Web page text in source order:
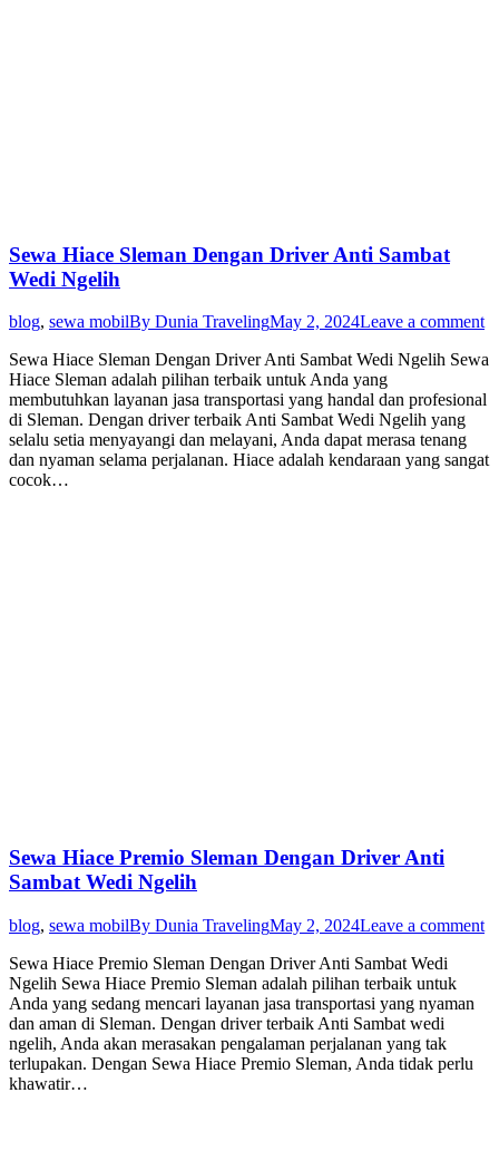
Sewa Hiace Sleman Dengan Driver Anti Sambat
Wedi Ngelih
blog, sewa mobilBy Dunia TravelingMay 2, 2024Leave a comment
Sewa Hiace Sleman Dengan Driver Anti Sambat Wedi Ngelih Sewa
Hiace Sleman adalah pilihan terbaik untuk Anda yang
membutuhkan layanan jasa transportasi yang handal dan profesional
di Sleman. Dengan driver terbaik Anti Sambat Wedi Ngelih yang
selalu setia menyayangi dan melayani, Anda dapat merasa tenang
dan nyaman selama perjalanan. Hiace adalah kendaraan yang sangat
cocok…
Sewa Hiace Premio Sleman Dengan Driver Anti
Sambat Wedi Ngelih
blog, sewa mobilBy Dunia TravelingMay 2, 2024Leave a comment
Sewa Hiace Premio Sleman Dengan Driver Anti Sambat Wedi
Ngelih Sewa Hiace Premio Sleman adalah pilihan terbaik untuk
Anda yang sedang mencari layanan jasa transportasi yang nyaman
dan aman di Sleman. Dengan driver terbaik Anti Sambat wedi
ngelih, Anda akan merasakan pengalaman perjalanan yang tak
terlupakan. Dengan Sewa Hiace Premio Sleman, Anda tidak perlu
khawatir…